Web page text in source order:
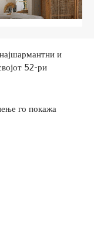
и
52-ри
го покажа